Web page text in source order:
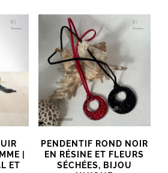
produit
a
plusieurs
variations.
Les
options
être
|
ET
PENDENTIF ROND NOIR
EN RÉSINE ET FLEURS
SÉCHÉES, BIJOU